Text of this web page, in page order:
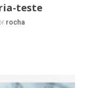
teste
rocha